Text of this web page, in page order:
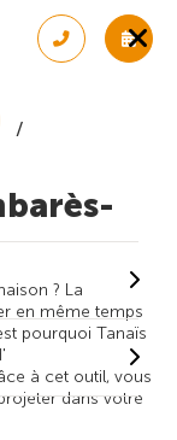
? La
en même temps
pourquoi Tanaïs
à cet outil, vous
dans votre